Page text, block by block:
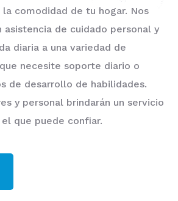
comodidad de tu hogar. Nos
asistencia de cuidado personal y
diaria a una variedad de
necesite soporte diario o
de desarrollo de habilidades.
y personal brindarán un servicio
que puede confiar.